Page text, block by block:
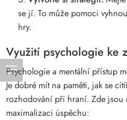
se jí. To může pomoci
hry.
Využití psychologie ke
Psychologie a mentální přístup
Je dobré mít na paměti, jak se
rozhodování při hraní. Zde jsou
maximalizaci úspěchu: